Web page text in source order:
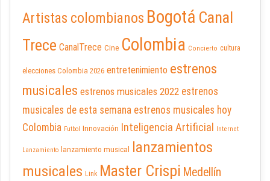
Artistas colombianos Bogotá Canal
Trece CanalTrece Cine Colombia Concierto cultura
elecciones Colombia 2026 entretenimiento estrenos
musicales estrenos musicales 2022 estrenos
musicales de esta semana estrenos musicales hoy
Colombia Futbol Innovación Inteligencia Artificial Internet
Lanzamiento lanzamiento musical
lanzamientos
musicales Link Master Crispi Medellín